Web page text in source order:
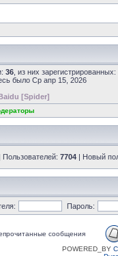
36 , из них
было Ср апр 15, 2026
[Spider]
| Пользователей: 7704 | Новый
Пароль:
сообщения
POWERED_BY